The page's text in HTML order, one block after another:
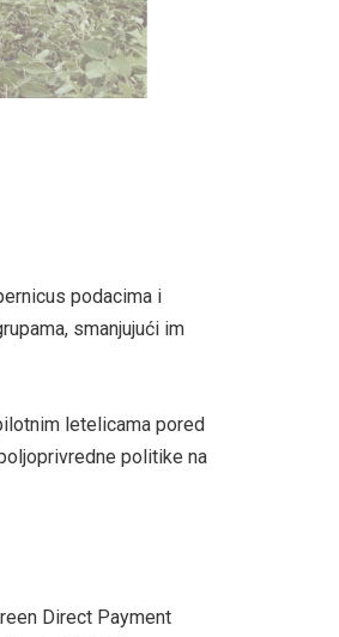
podacima i
smanjujući im
letelicama pored
politike na
Direct Payment